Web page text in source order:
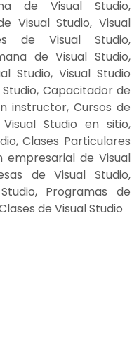
de Visual Studio,
Visual Studio, Visual
de Visual Studio,
de Visual Studio,
Studio, Visual Studio
Capacitador de
instructor, Cursos de
Studio en sitio,
Clases Particulares
empresarial de Visual
de Visual Studio,
Programas de
de Visual Studio